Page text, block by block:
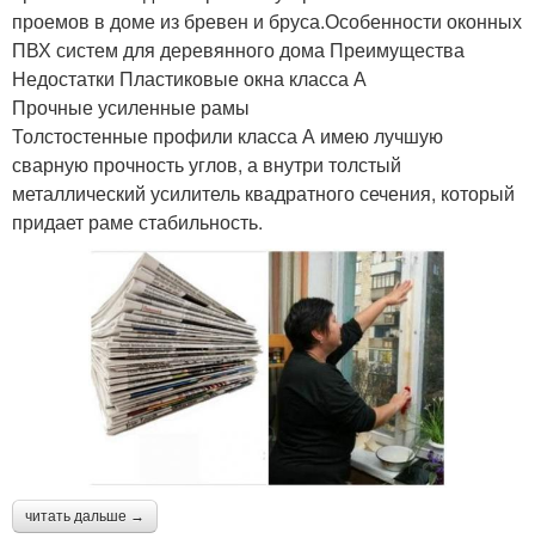
проемов в доме из бревен и бруса.Особенности оконных
ПВХ систем для деревянного дома Преимущества
Недостатки Пластиковые окна класса А
Прочные усиленные рамы
Толстостенные профили класса А имею лучшую
сварную прочность углов, а внутри толстый
металлический усилитель квадратного сечения, который
придает раме стабильность.
читать дальше →